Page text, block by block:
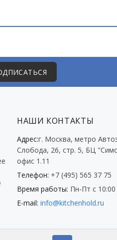
НАШИ КОНТАКТЫ
Адрес:г. Mocква, метро
Слобода, 26, стр. 5, БЦ
офис 1.11
Телефон: +7 (495) 565 37 75
Время работы: Пн-Пт с
E-mail: info@kitchenhold.ru